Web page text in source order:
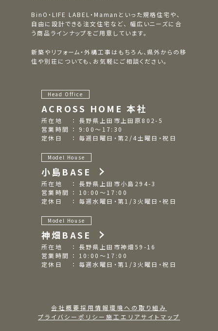
BinO・LIFE LABEL・Mamanといった規格住宅や、
自由に設計できる注文住宅など、
幅広いニーズに合
う商品ラインナップをご用意しています。
新築やリフォーム・外構工事はもちろん、県外からの移
住や別荘についても、お気軽にご相談ください。
Head Office
ACROSS HOME 本社
所在地 ： 長野県上田市上田原802-5
営業時間 ： 9:00～17:30
定休日 ： 毎週日曜日・第2/4土曜日・祝日
Model House
小島BASE
所在地 ： 長野県上田市小島294-3
営業時間 ： 10:00～17:00
定休日 ： 毎週水曜日・第1/3火曜日・祝日
Model House
神畑BASE
所在地 ： 長野県上田市神畑59-16
営業時間 ： 10:00～17:00
定休日 ： 毎週水曜日・第1/3火曜日・祝日
会社概要採用情報環境への取り組み
プライバシーポリシー 施工エリアサイトマップ